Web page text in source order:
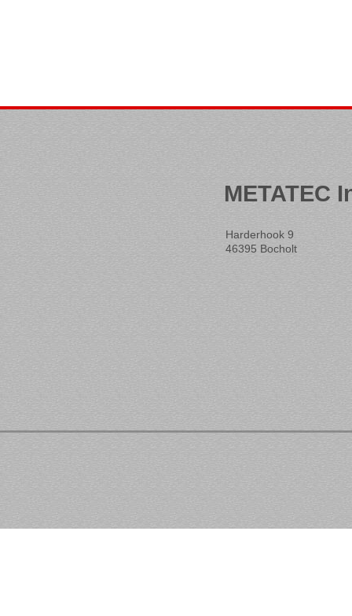
METATEC
Harderhook 9
46395 Bocholt